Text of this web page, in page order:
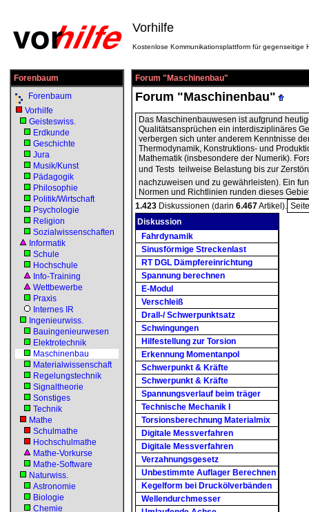
Vorhilfe
Kostenlose Kommunikationsplattform für gegenseitige
Forenbaum
Forenbaum
Vorhilfe
Geisteswiss.
Erdkunde
Geschichte
Jura
Musik/Kunst
Pädagogik
Philosophie
Politik/Wirtschaft
Psychologie
Religion
Sozialwissenschaften
Informatik
Schule
Hochschule
Info-Training
Wettbewerbe
Praxis
Internes IR
Ingenieurwiss.
Bauingenieurwesen
Elektrotechnik
Maschinenbau
Materialwissenschaft
Regelungstechnik
Signaltheorie
Sonstiges
Technik
Mathe
Schulmathe
Hochschulmathe
Mathe-Vorkurse
Mathe-Software
Naturwiss.
Astronomie
Biologie
Chemie
Forum "Maschinenbau"
Forum "Maschinenbau"
Das Maschinenbauwesen ist aufgrund
Qualitätsansprüchen ein interdisziplinäres
verbergen sich unter anderem Kenntnisse
Thermodynamik, Konstruktions- und
Mathematik (insbesondere der Numerik).
und Tests  teilweise Belastung bis zur
nachzuweisen und zu gewährleisten). Ein
Normen und Richtlinien runden dieses
1.423 Diskussionen (darin 6.467Artikel).
Diskussion
Fahrdynamik
Sinusförmige Streckenlast
RT DGL Dämpfereinrichtung
Spannung berechnen
E-Modul
Verschleiß
Drall-/ Schwerpunktsatz
Schwingungen
Hilfestellung zur Torsion
Erkennung Momentanpol
Schwerpunkt & Kräfte
Schwerpunkt & Kräfte
Spannungsverlauf beim träger
Technische Mechanik I
Torsionsberechnung Materialmix
Digitale Messverfahren
Digitale Messverfahren
Verzahnungsgesetz
Unbestimmte Auflager Berechnen
Kegelform bei Druckölverbänden
Wellendurchmesser